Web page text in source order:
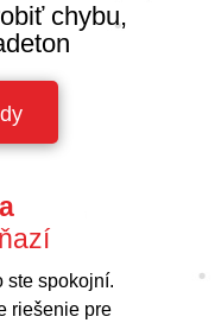
chybu,
ste spokojní.
riešenie pre